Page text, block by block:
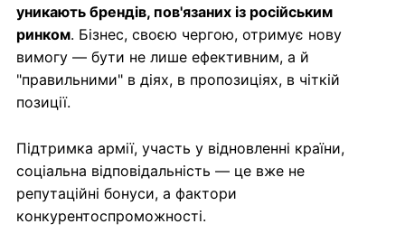
уникають брендів, пов'язаних із російським
ринком. Бізнес, своєю чергою, отримує нову
вимогу — бути не лише ефективним, а й
"правильними" в діях, в пропозиціях, в чіткій
позиції.
Підтримка армії, участь у відновленні країни,
соціальна відповідальність — це вже не
репутаційні бонуси, а фактори
конкурентоспроможності.